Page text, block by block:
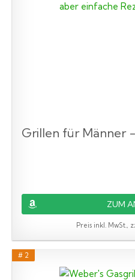
Grillen für Männer
ZUM
Preis inkl. MwSt.,
# 2